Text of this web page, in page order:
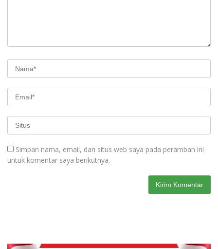
Simpan nama, email, dan situs web saya pada peramban ini
untuk komentar saya berikutnya.